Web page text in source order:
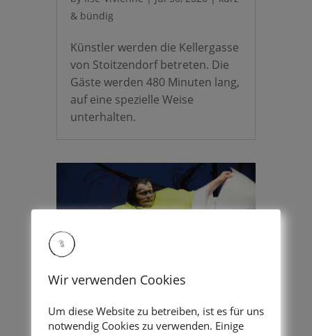
& bündig
Künstler werden die Kellergasse
von Stoitzendorf betreten. Die
Gäste werden 480 Minuten lang,
auf eine spezielle Weise
unterhalten.
Sonne-Theaterluft-
Wir verwenden Cookies
Um diese Website zu betreiben, ist es für uns
notwendig Cookies zu verwenden. Einige